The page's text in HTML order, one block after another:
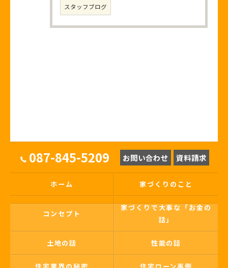
スタッフブログ
087-845-5209 お問い合わせ 資料請求
ホーム 家づくりのこと
コンセプト
家づくりで大事な「お金の
話」
土地の話 性能の話